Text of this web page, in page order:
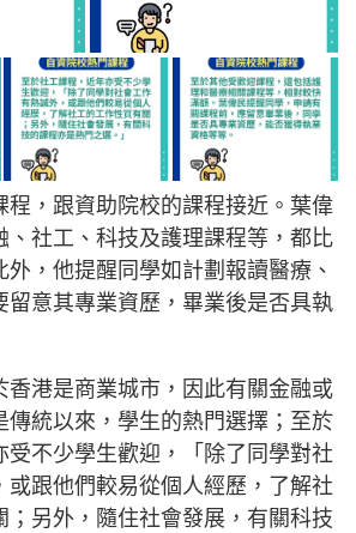
程，跟資助院校的課程接近。葉偉
、社工、科技及護理課程等，都比
，他提醒同學如計劃報讀醫療、
留意其專業資歷，畢業後是否具執
香港是商業城市，因此有關金融或
傳統以來，學生的熱門選擇；至於
受不少學生歡迎，「除了同學對社
或跟他們較易從個人經歷，了解社
；另外，隨住社會發展，有關科技